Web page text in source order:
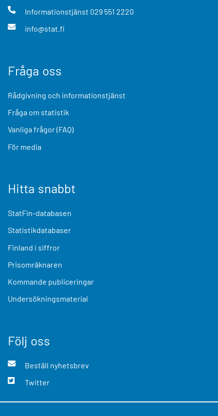
Informationstjänst 029 551 2220
info@stat.fi
Fråga oss
Rådgivning och informationstjänst
Fråga om statistik
Vanliga frågor (FAQ)
För media
Hitta snabbt
StatFin-databasen
Statistikdatabaser
Finland i siffror
Prisomräknaren
Kommande publiceringar
Undersökningsmaterial
Följ oss
Beställ nyhetsbrev
Twitter